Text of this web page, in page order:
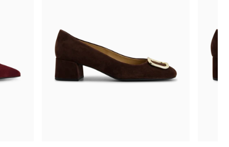
nur noch wenige verfügbar